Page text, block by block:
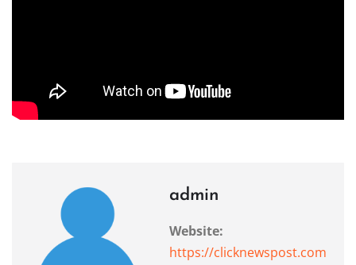
admin
Website:
https://clicknewspost.com